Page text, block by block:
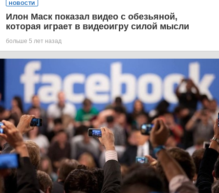
НОВОСТИ
Илон Маск показал видео с обезьяной,
которая играет в видеоигру силой мысли
больше 5 лет назад